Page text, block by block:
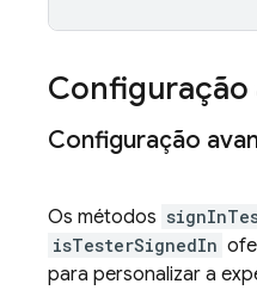
Configuração
Configuração
Os métodos
isTesterSignedIn
para personalizar a